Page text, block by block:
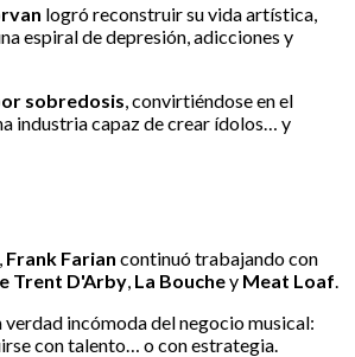
logró reconstruir su vida artística,
espiral de depresión, adicciones y
sobredosis , convirtiéndose en el
industria capaz de crear ídolos… y
Frank Farian continuó trabajando con
Trent D'Arby, La Bouchey Meat Loaf.
verdad incómoda del negocio musical:
con talento… o con estrategia.